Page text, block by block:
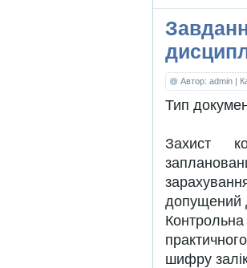
Автор: admin |
Тип
Захист
допущений
Контрольна
шифру